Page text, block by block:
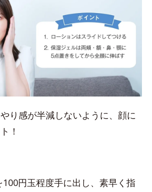
り感が半減しないように、顔に
！
円玉程度手に出し、素早く指